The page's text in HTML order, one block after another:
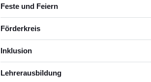
Feste und Feiern
Förderkreis
Inklusion
Lehrerausbildung